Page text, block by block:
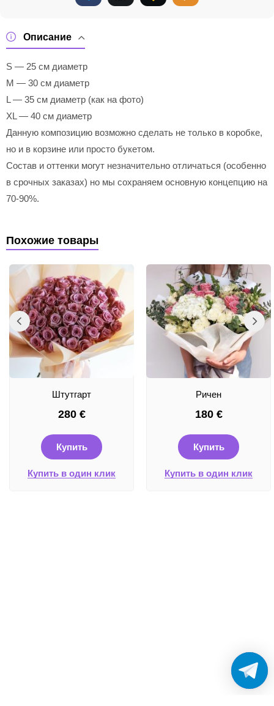
Описание
S — 25 см диаметр
M — 30 см диаметр
L — 35 см диаметр (как на фото)
XL — 40 см диаметр
Данную композицию возможно сделать не только в коробке,
но и в корзине или просто букетом.
Состав и оттенки могут незначительно отличаться (особенно
в срочных заказах) но мы сохраняем основную концепцию на
70-90%.
Похожие товары
Штутгарт
280 €
Купить
Купить в один клик
Ричен
180 €
Купить
Купить в один клик